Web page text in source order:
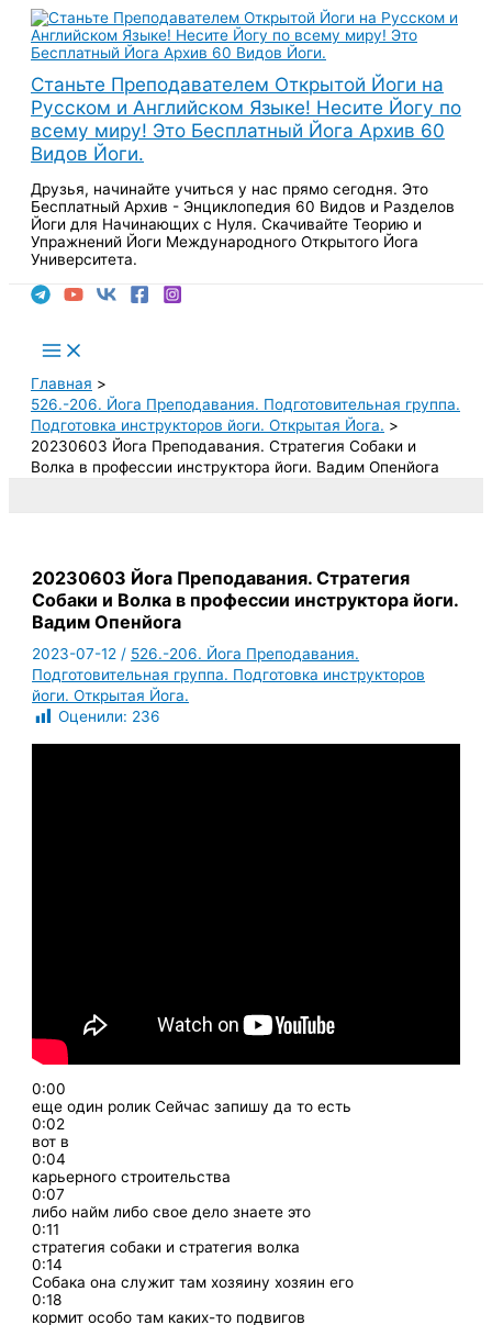
Перейти
содержимому
Станьте Преподавателем Открытой Йоги на
Русском и Английском Языке! Несите Йогу по
всему миру! Это Бесплатный Йога Архив 60
Видов Йоги.
Друзья, начинайте учиться у нас прямо сегодня. Это
Бесплатный Архив - Энциклопедия 60 Видов и Разделов
Йоги для Начинающих с Нуля. Скачивайте Теорию и
Упражнений Йоги Международного Открытого Йога
Университета.
Main
Menu
Главная
526.-206. Йога Преподавания. Подготовительная группа.
Подготовка инструкторов йоги. Открытая Йога.
20230603 Йога Преподавания. Стратегия Собаки и
Волка в профессии инструктора йоги. Вадим Опенйога
20230603 Йога Преподавания. Стратегия
Собаки и Волка в профессии инструктора йоги.
Вадим Опенйога
2023-07-12/ 526.-206. Йога Преподавания.
Подготовительная группа. Подготовка инструкторов
йоги. Открытая Йога.
Оценили: 236
0:00
еще один ролик Сейчас запишу да то есть
0:02
вот в
0:04
карьерного строительства
0:07
либо найм либо свое дело знаете это
0:11
стратегия собаки и стратегия волка
0:14
Собака она служит там хозяину хозяин его
0:18
кормит особо там каких-то подвигов